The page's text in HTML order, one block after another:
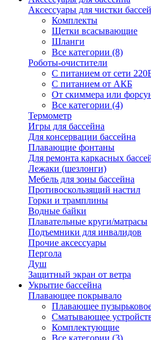
Аксессуары для чистки
Комплекты
Щетки всасывающие
Шланги
Все категории (8)
Роботы-очистители
С питанием от сети
С питанием от АКБ
От скиммера или
Все категории (4)
Термометр
Игры для бассейна
Для консервации бассейна
Плавающие фонтаны
Для ремонта каркасных
Лежаки (шезлонги)
Мебель для зоны бассейна
Противоскользящий настил
Горки и трамплины
Водные байки
Плавательные круги/матрасы
Подъемники для инвалидов
Прочие аксессуары
Пергола
Душ
Защитный экран от ветра
Укрытие бассейна
Плавающее покрывало
Плавающее
Сматывающее
Комплектующие
Все категории (3)